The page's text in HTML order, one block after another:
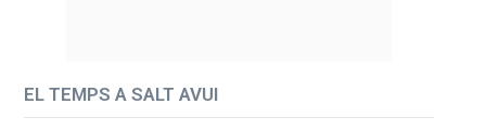
EL TEMPS A SALT AVUI